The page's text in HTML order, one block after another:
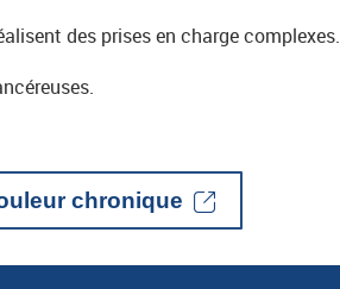
des prises en charge complexes.
chronique